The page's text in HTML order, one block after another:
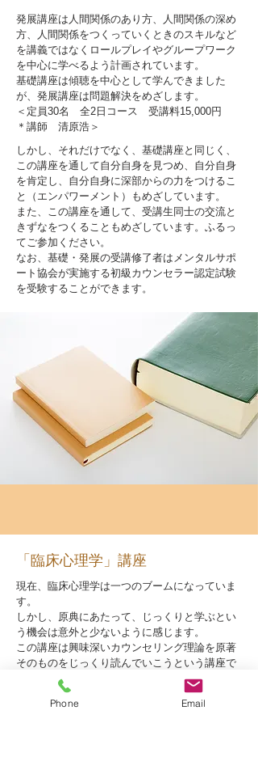
発展講座は人間関係のあり方、人間関係の深め
方、人間関係をつくっていくときのスキルなど
を講義ではなくロールプレイやグループワーク
を中心に学べるよう計画されています。
基礎講座は傾聴を中心として学んできました
が、発展講座は問題解決をめざします。
＜定員30名 全2日コース 受講料15,000円
＊講師 清原浩＞
しかし、それだけでなく、基礎講座と同じく、
この講座を通して自分自身を見つめ、自分自身
を肯定し、自分自身に深部からの力をつけるこ
と（エンパワーメント）もめざしています。
また、この講座を通して、受講生同士の交流と
きずなをつくることもめざしています。ふるっ
てご参加ください。
なお、基礎・発展の受講修了者はメンタルサポ
ート協会が実施する初級カウンセラー認定試験
を受験することができます。
「臨床心理学」講座
現在、臨床心理学は一つのブームになっていま
す。
しかし、原典にあたって、じっくりと学ぶとい
う機会は意外と少ないように感じます。
この講座は興味深いカウンセリング理論を原著
そのものをじっくり読んでいこうという講座で
＜定員40名 全11回 1回135分 受講料15,000
円 ＊講師 清原浩＞
Phone Email